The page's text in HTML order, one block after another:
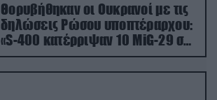
Θορυβήθηκαν οι Ουκρανοί με τις
δηλώσεις Ρώσου υποπτέραρχου:
«S-400 κατέρριψαν 10 MiG-29 σε
μόλις μια μέρα!»